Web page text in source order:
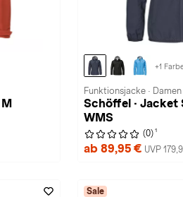
+1
Funktionsjacke · Damen
Schöffel · Jacket
WMS
(0) 1
ab 89,95 € UVP
Sale